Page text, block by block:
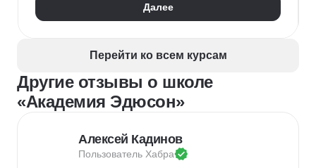
Оценка персонала и аттестация
Управление персоналом
Employee Journey Map
Подбор специалистов
Далее
Перейти ко всем курсам
Другие отзывы о школе
«Академия Эдюсон»
Алексей Кадинов
Пользователь Хабра